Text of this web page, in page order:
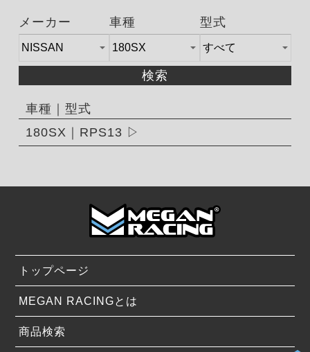
メーカー 車種 型式
検索
車種｜型式
180SX｜RPS13
トップページ
MEGAN RACINGとは
商品検索